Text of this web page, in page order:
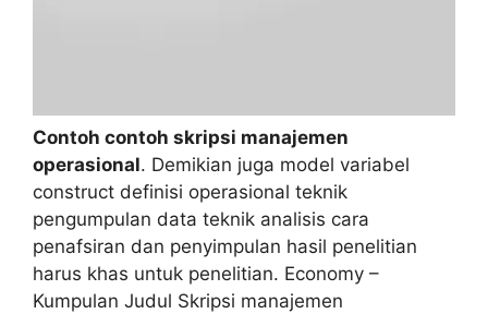
Contoh contoh skripsi manajemen
operasional. Demikian juga model variabel
construct definisi operasional teknik
pengumpulan data teknik analisis cara
penafsiran dan penyimpulan hasil penelitian
harus khas untuk penelitian. Economy –
Kumpulan Judul Skripsi manajemen